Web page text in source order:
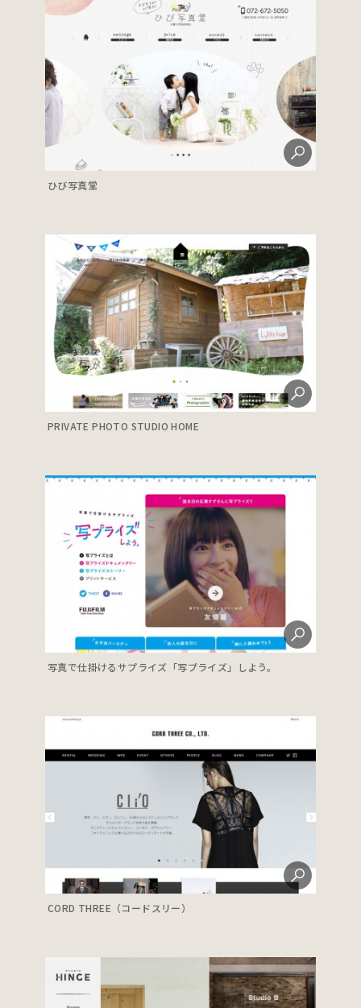
ひび写真堂
PRIVATE PHOTO STUDIO HOME
写真で仕掛けるサプライズ「写プライズ」しよう。
CORD THREE（コードスリー）